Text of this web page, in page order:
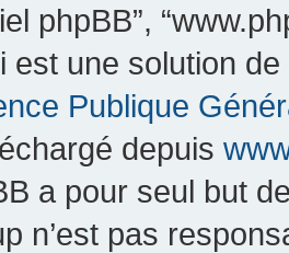
phpBB”,
est une solution
Publique
depuis
a pour seul but
n’est pas